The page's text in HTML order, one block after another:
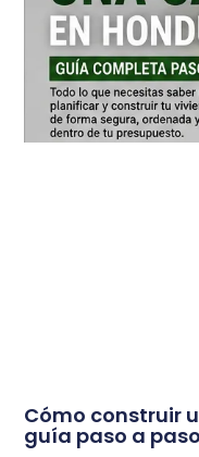
Cómo construir
guía paso a